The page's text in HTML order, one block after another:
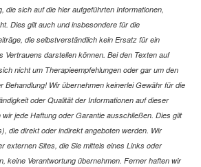
die sich auf die hier aufgeführten Informationen,
Dies gilt auch und insbesondere für die
die selbstverständlich kein Ersatz für ein
Vertrauens darstellen können. Bei den Texten auf
nicht um Therapieempfehlungen oder gar um den
Behandlung! Wir übernehmen keinerlei Gewähr für die
oder Qualität der Informationen auf dieser
jede Haftung oder Garantie ausschließen. Dies gilt
die direkt oder indirekt angeboten werden. Wir
externen Sites, die Sie mittels eines Links oder
keine Verantwortung übernehmen. Ferner haften wir